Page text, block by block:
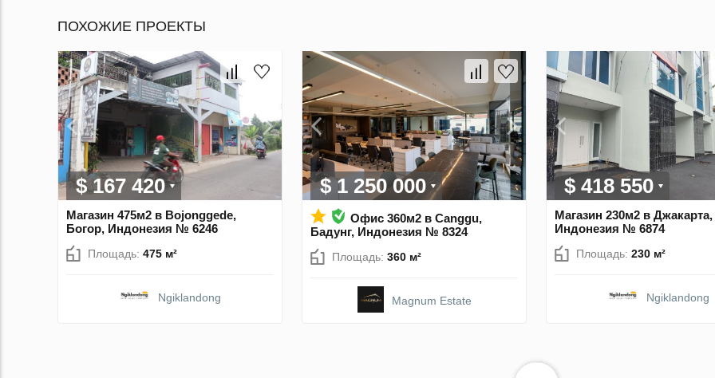
ПОХОЖИЕ ПРОЕКТЫ
$ 167 420
Магазин 475м2 в Bojonggede,
Богор, Индонезия № 6246
Площадь: 475 м²
Ngiklandong
$ 1 250 000
Офис 360м2 в Canggu,
Бадунг, Индонезия № 8324
Площадь: 360 м²
Magnum Estate
$ 418 550
Магазин 230м2 в Джакарта,
Индонезия № 6874
Площадь: 230 м²
Ngiklandong